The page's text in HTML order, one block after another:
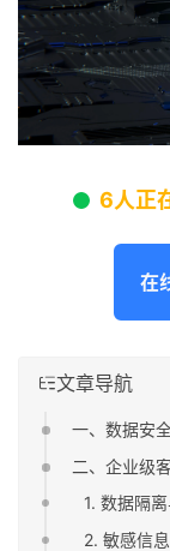
6人正
在
文章导航
一、数据安
二、企业级
1. 数据隔
2. 敏感信